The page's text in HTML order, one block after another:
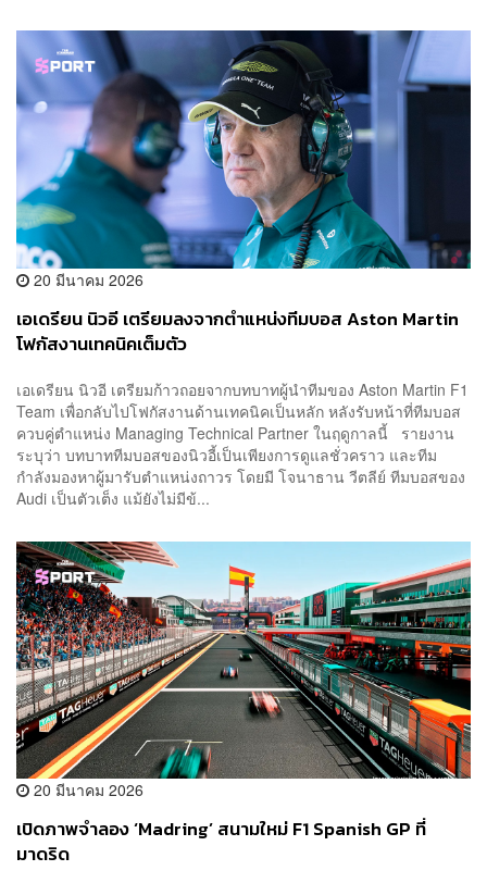
20 มีนาคม 2026
เอเดรียน นิวอี เตรียมลงจากตำแหน่งทีมบอส Aston Martin
โฟกัสงานเทคนิคเต็มตัว
เอเดรียน นิวอี เตรียมก้าวถอยจากบทบาทผู้นำทีมของ Aston Martin F1
Team เพื่อกลับไปโฟกัสงานด้านเทคนิคเป็นหลัก หลังรับหน้าที่ทีมบอส
ควบคู่ตำแหน่ง Managing Technical Partner ในฤดูกาลนี้ รายงาน
ระบุว่า บทบาททีมบอสของนิวอี้เป็นเพียงการดูแลชั่วคราว และทีม
กำลังมองหาผู้มารับตำแหน่งถาวร โดยมี โจนาธาน วีตลีย์ ทีมบอสของ
Audi เป็นตัวเต็ง แม้ยังไม่มีข้...
20 มีนาคม 2026
เปิดภาพจำลอง ‘Madring’ สนามใหม่ F1 Spanish GP ที่
มาดริด